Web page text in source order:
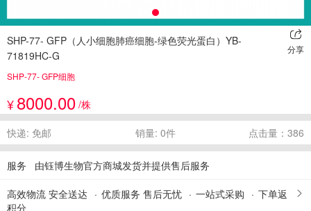
SHP-77- GFP（人小细胞肺癌细胞-绿色荧光蛋白）YB-
71819HC-G
分享
SHP-77- GFP细胞
¥8000.00 /株
快递: 免邮 销量: 0件 点击量：386
服务 由钰博生物官方商城发货并提供售后服务
高效物流 安全送达 优质服务 售后无忧 一站式采购
下单返
积分